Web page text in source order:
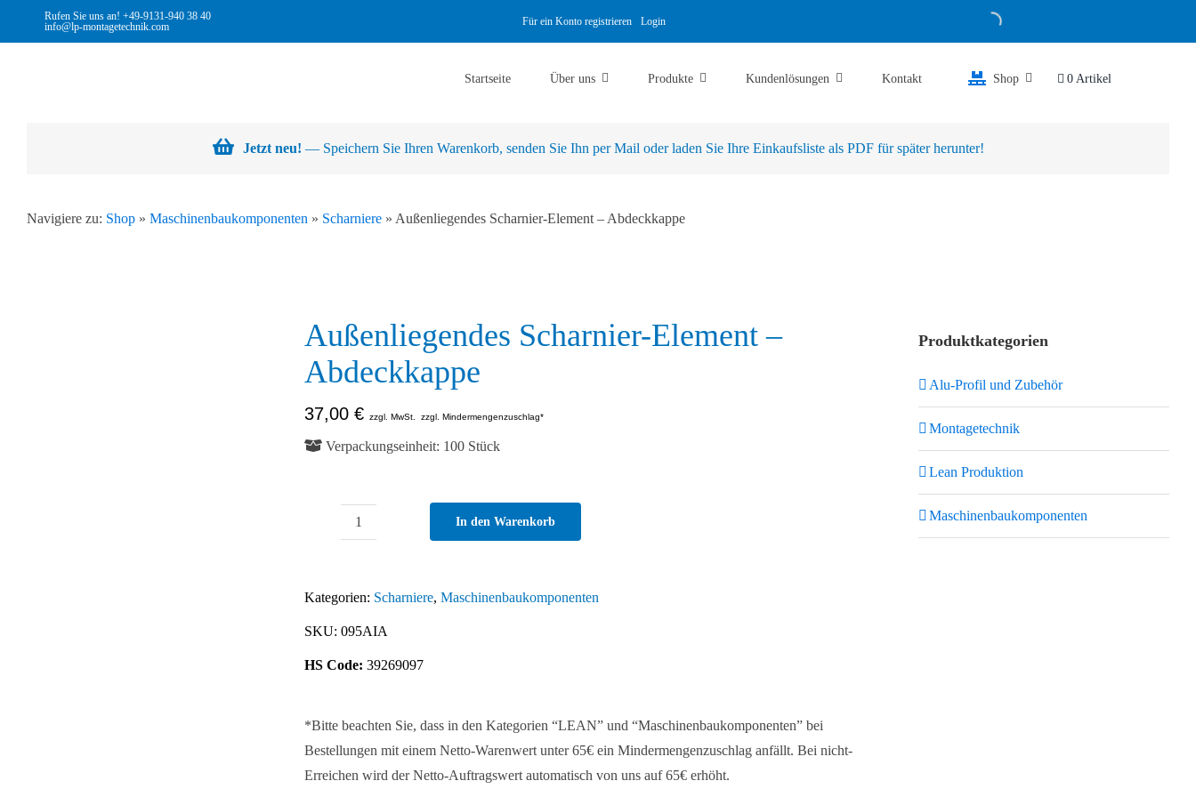
Rufen Sie uns an! +49-9131-940 38 40
info@lp-montagetechnik.com
Für ein Konto registrieren Login
Startseite Über uns Produkte Kundenlösungen Kontakt Shop 0 Artikel
Jetzt neu! — Speichern Sie Ihren Warenkorb, senden Sie Ihn per Mail oder laden Sie Ihre Einkaufsliste als PDF für später herunter!
Navigiere zu: Shop» Maschinenbaukomponenten » Scharniere» Außenliegendes Scharnier-Element – Abdeckkappe
Außenliegendes Scharnier-Element –
Abdeckkappe
37,00 € zzgl. MwSt. zzgl. Mindermengenzuschlag*
Verpackungseinheit: 100 Stück
-
Abdeckkappe
Menge
In den Warenkorb
Kategorien: Scharniere, Maschinenbaukomponenten
SKU: 095AIA
HS Code: 39269097
*Bitte beachten Sie, dass in den Kategorien “LEAN” und “Maschinenbaukomponenten” bei
Bestellungen mit einem Netto-Warenwert unter 65€ ein Mindermengenzuschlag anfällt. Bei nicht-
Erreichen wird der Netto-Auftragswert automatisch von uns auf 65€ erhöht.
Produktkategorien
Alu-Profil und Zubehör
Montagetechnik
Lean Produktion
Maschinenbaukomponenten